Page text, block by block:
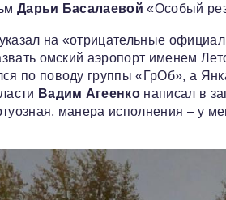
Дарьи Басалаевой «Особый
на «отрицательные
омский аэропорт именем
по поводу группы «ГрОб», а
Вадим Агеенко написал в
манера исполнения – у